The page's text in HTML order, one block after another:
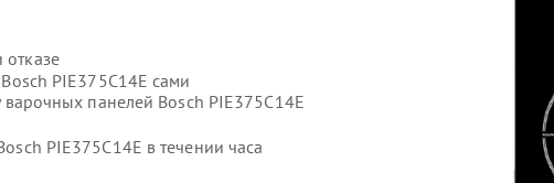
PIE375C14E сами
панелей Bosch PIE375C14E
PIE375C14E в течении часа